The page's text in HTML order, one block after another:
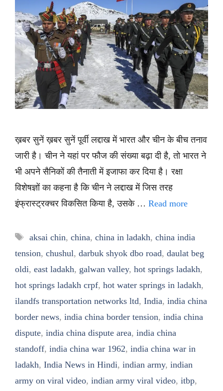
ख़बर सुनें ख़बर सुनें पूर्वी लद्दाख में भारत और चीन के बीच तनाव
जारी है। चीन ने यहां पर फौज की संख्या बढ़ा दी है, तो भारत ने
भी अपने सैनिकों की तैनाती में इजाफा कर दिया है। रक्षा
विशेषज्ञों का कहना है कि चीन ने लद्दाख में जिस तरह
इंफ्रास्ट्रक्चर विकसित किया है, उसके … Read more
Tags
aksai chin, china, china in ladakh, china india
tension, chushul, darbuk shyok dbo road, daulat beg
oldi, east ladakh, galwan valley, hot springs ladakh,
hot springs ladakh crpf, hot water springs in ladakh,
ilandfs transportation networks ltd, India, india china
border news, india china border tension, india china
dispute, india china dispute area, india china
standoff, india china war 1962, india china war in
ladakh, India News in Hindi, indian army, indian
army on viral video, indian army viral video, itbp,